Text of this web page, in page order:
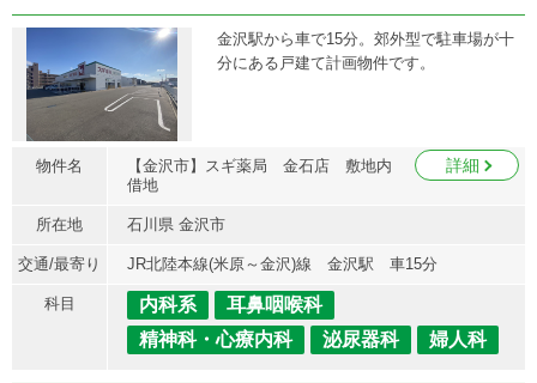
金沢駅から車で15分。郊外型で駐車場が十
分にある戸建て計画物件です。
物件名
【金沢市】スギ薬局 金石店 敷地内
借地
詳細
所在地 石川県 金沢市
交通/最寄り JR北陸本線(米原～金沢)線 金沢駅 車15分
科目 内科系
耳鼻咽喉科
精神科・心療内科
泌尿器科 婦人科